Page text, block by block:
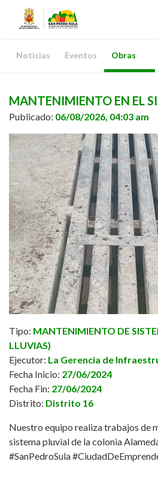
Noticias Eventos Obras
MANTENIMIENTO EN EL
Publicado: 06/08/2026, 04:03 am
Tipo: MANTENIMIENTO DE
LLUVIAS)
Ejecutor: La Gerencia de
Fecha Inicio: 27/06/2024
Fecha Fin: 27/06/2024
Distrito: Distrito 16
Nuestro equipo realiza trabajos de
sistema pluvial de la colonia
#SanPedroSula